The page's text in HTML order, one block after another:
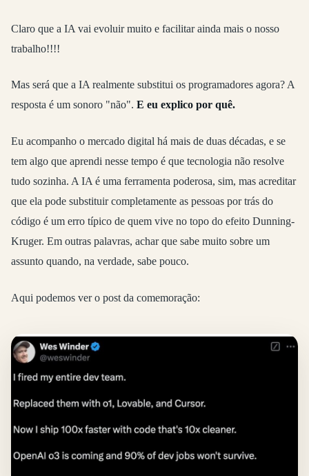
Claro que a IA vai evoluir muito e facilitar ainda mais o nosso
trabalho!!!!
Mas será que a IA realmente substitui os programadores agora? A
resposta é um sonoro "não". E eu explico por quê.
Eu acompanho o mercado digital há mais de duas décadas, e se
tem algo que aprendi nesse tempo é que tecnologia não resolve
tudo sozinha. A IA é uma ferramenta poderosa, sim, mas acreditar
que ela pode substituir completamente as pessoas por trás do
código é um erro típico de quem vive no topo do efeito Dunning-
Kruger. Em outras palavras, achar que sabe muito sobre um
assunto quando, na verdade, sabe pouco.
Aqui podemos ver o post da comemoração: